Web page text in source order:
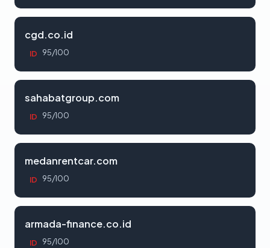
cgd.co.id
ID 95/100
sahabatgroup.com
ID 95/100
medanrentcar.com
ID 95/100
armada-finance.co.id
ID 95/100